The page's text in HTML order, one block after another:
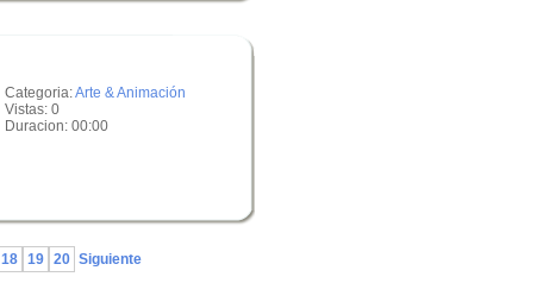
Categoria:Arte & Animación
Vistas: 0
Duracion: 00:00
18 19 20 Siguiente